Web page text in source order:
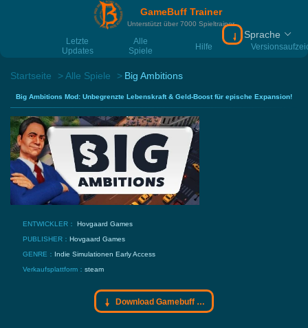
GameBuff Trainer
Unterstützt über 7000 Spieltrainer
Letzte
Updates
Alle
Spiele
Hilfe
Download
Sprache
Startseite Alle Spiele Big Ambitions
Big Ambitions Mod: Unbegrenzte Lebenskraft & Geld-Boost für epische Expansion!
ENTWICKLER： Hovgaard Games
PUBLISHER： Hovgaard Games
GENRE：
Indie Simulationen Early Access
Verkaufsplattform： steam
Download Gamebuff Trainer